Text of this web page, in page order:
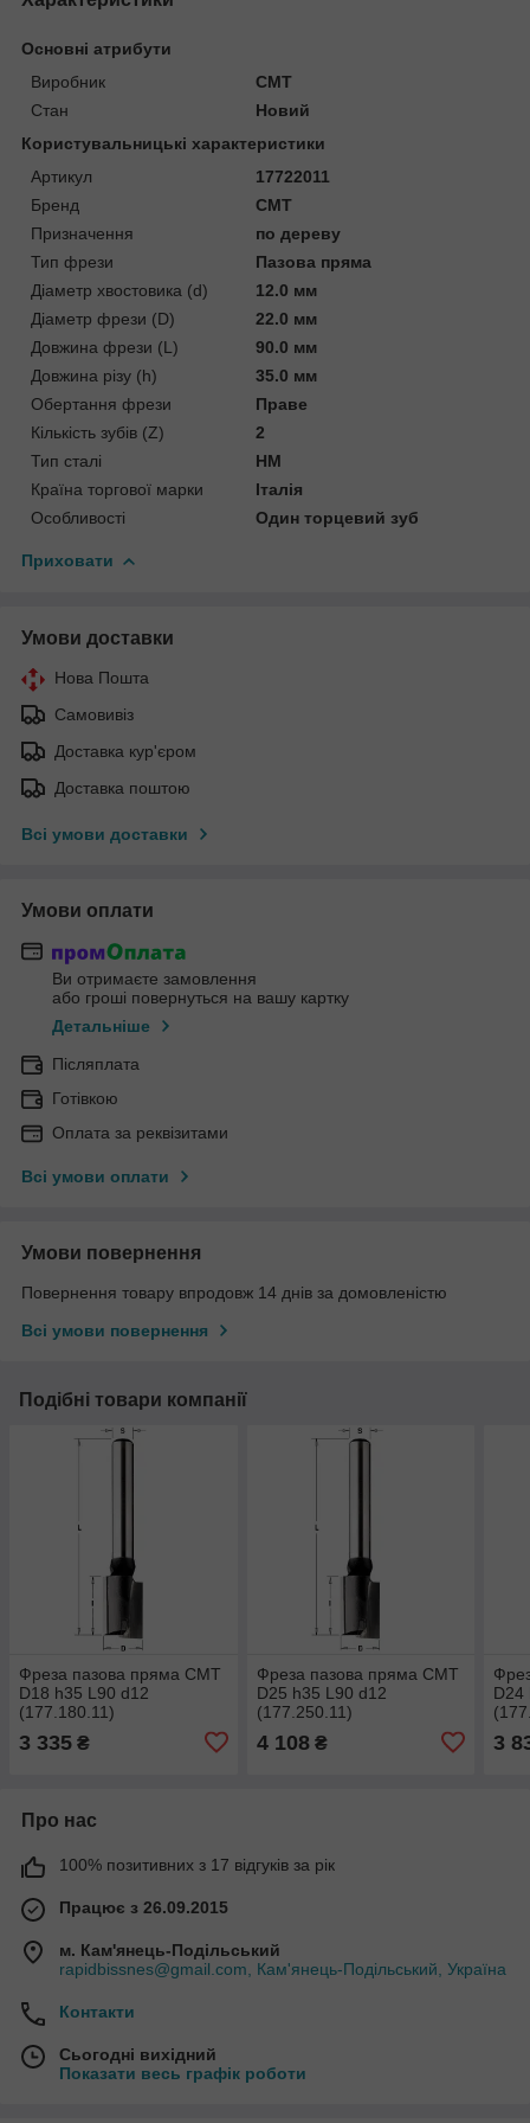
Основні атрибути
Виробник
CMT
Стан
Новий
Користувальницькі характеристики
Артикул
17722011
Бренд
CMT
Призначення
по дереву
Тип фрези
Пазова пряма
Діаметр хвостовика (d)
12.0 мм
Діаметр фрези (D)
22.0 мм
Довжина фрези (L)
90.0 мм
Довжина різу (h)
35.0 мм
Обертання фрези
Праве
Кількість зубів (Z)
2
Тип сталі
HM
Країна торгової марки
Італія
Особливості
Один торцевий зуб
Приховати
Умови доставки
Нова Пошта
Самовивіз
Доставка кур'єром
Доставка поштою
Всі умови доставки
Умови оплати
Ви отримаєте замовлення
або гроші повернуться на вашу картку
Детальніше
Післяплата
Готівкою
Оплата за реквізитами
Всі умови оплати
Умови повернення
Повернення товару впродовж 14 днів за домовленістю
Всі умови повернення
Подібні товари компанії
Фреза пазова пряма CMT
D18 h35 L90 d12
(177.180.11)
3 335 ₴
Фреза пазова пряма CMT
D25 h35 L90 d12
(177.250.11)
4 108₴
D24
3
Про нас
100% позитивних з 17 відгуків за рік
Працює з 26.09.2015
м. Кам'янець-Подільський
rapidbissnes@gmail.com, Кам'янець-Подільський, Україна
Контакти
Сьогодні вихідний
Показати весь графік роботи